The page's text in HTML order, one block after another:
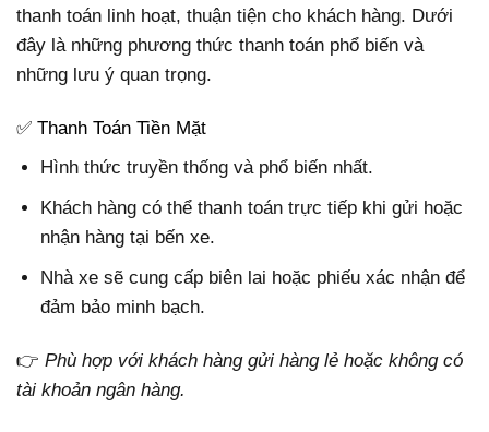
thanh toán linh hoạt, thuận tiện cho khách hàng. Dưới
đây là những phương thức thanh toán phổ biến và
những lưu ý quan trọng.
✅ Thanh Toán Tiền Mặt
Hình thức truyền thống và phổ biến nhất.
Khách hàng có thể thanh toán trực tiếp khi gửi hoặc
nhận hàng tại bến xe.
Nhà xe sẽ cung cấp biên lai hoặc phiếu xác nhận để
đảm bảo minh bạch.
👉 Phù hợp với khách hàng gửi hàng lẻ hoặc không có
tài khoản ngân hàng.